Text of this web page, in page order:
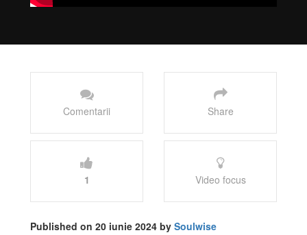
Comentarii Share
1 Video focus
Published on 20 iunie 2024 by Soulwise